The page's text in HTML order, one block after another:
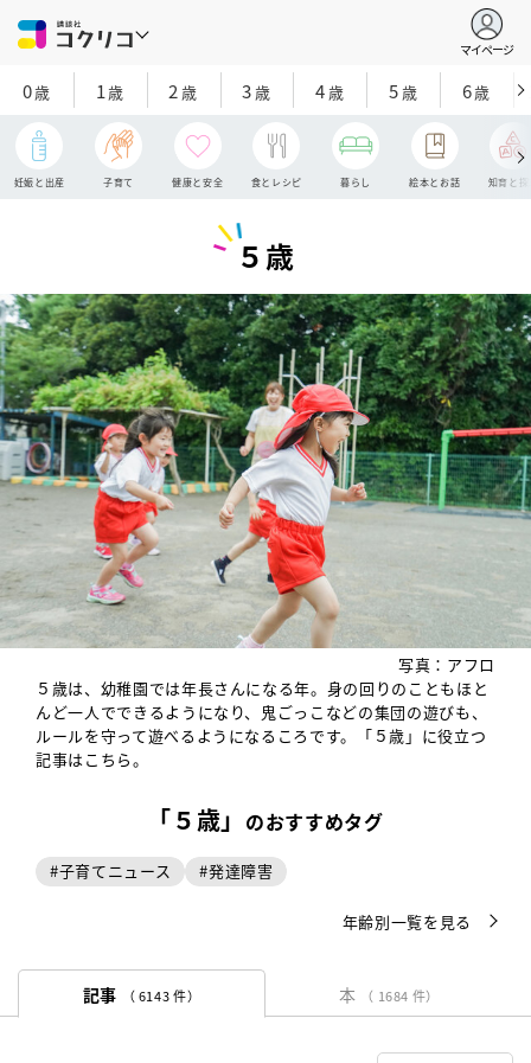
マイページ
0歳 1歳 2 歳 3歳 4歳 5歳 6歳
妊娠と出産 子育て 健康と安全 食とレシピ 暮らし 絵本とお話 知育と探
５歳
写真：アフロ
５歳は、幼稚園では年長さんになる年。身の回りのこともほと
んど一人でできるようになり、鬼ごっこなどの集団の遊びも、
ルールを守って遊べるようになるころです。「５歳」に役立つ
記事はこちら。
「５歳」 のおすすめタグ
#子育てニュース #発達障害
年齢別一覧を見る
記事 （ 6143 件） 本 （ 1684 件）